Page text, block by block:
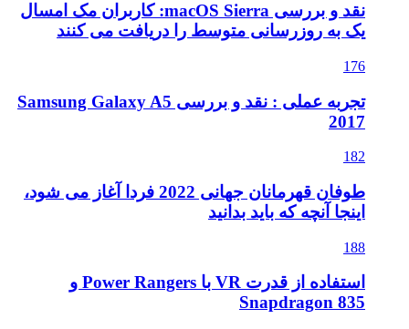
نقد و بررسی macOS Sierra: کاربران مک امسال
یک به روزرسانی متوسط را دریافت می کنند
176
تجربه عملی : نقد و بررسی Samsung Galaxy A5
2017
182
طوفان قهرمانان جهانی 2022 فردا آغاز می شود،
اینجا آنچه که باید بدانید
188
استفاده از قدرت VR با Power Rangers و
Snapdragon 835